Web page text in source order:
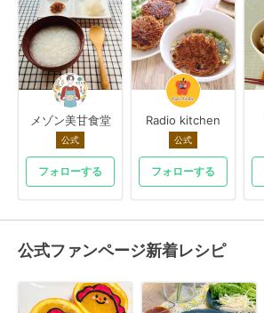
メゾン美甘食堂
公式
フォローする
Radio kitchen
公式
フォローする
公式ファンページ新着レシピ